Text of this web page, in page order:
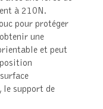
à 210N.
pour protéger
une
et peut
le support de